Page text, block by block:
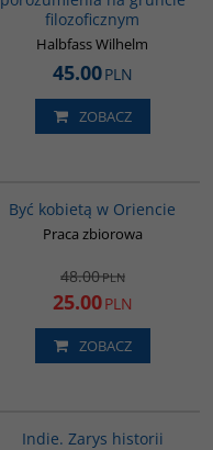
filozoficznym
Halbfass Wilhelm
45.00PLN
ZOBACZ
Być kobietą w Oriencie
Praca zbiorowa
48.00PLN
25.00PLN
ZOBACZ
Indie. Zarys historii